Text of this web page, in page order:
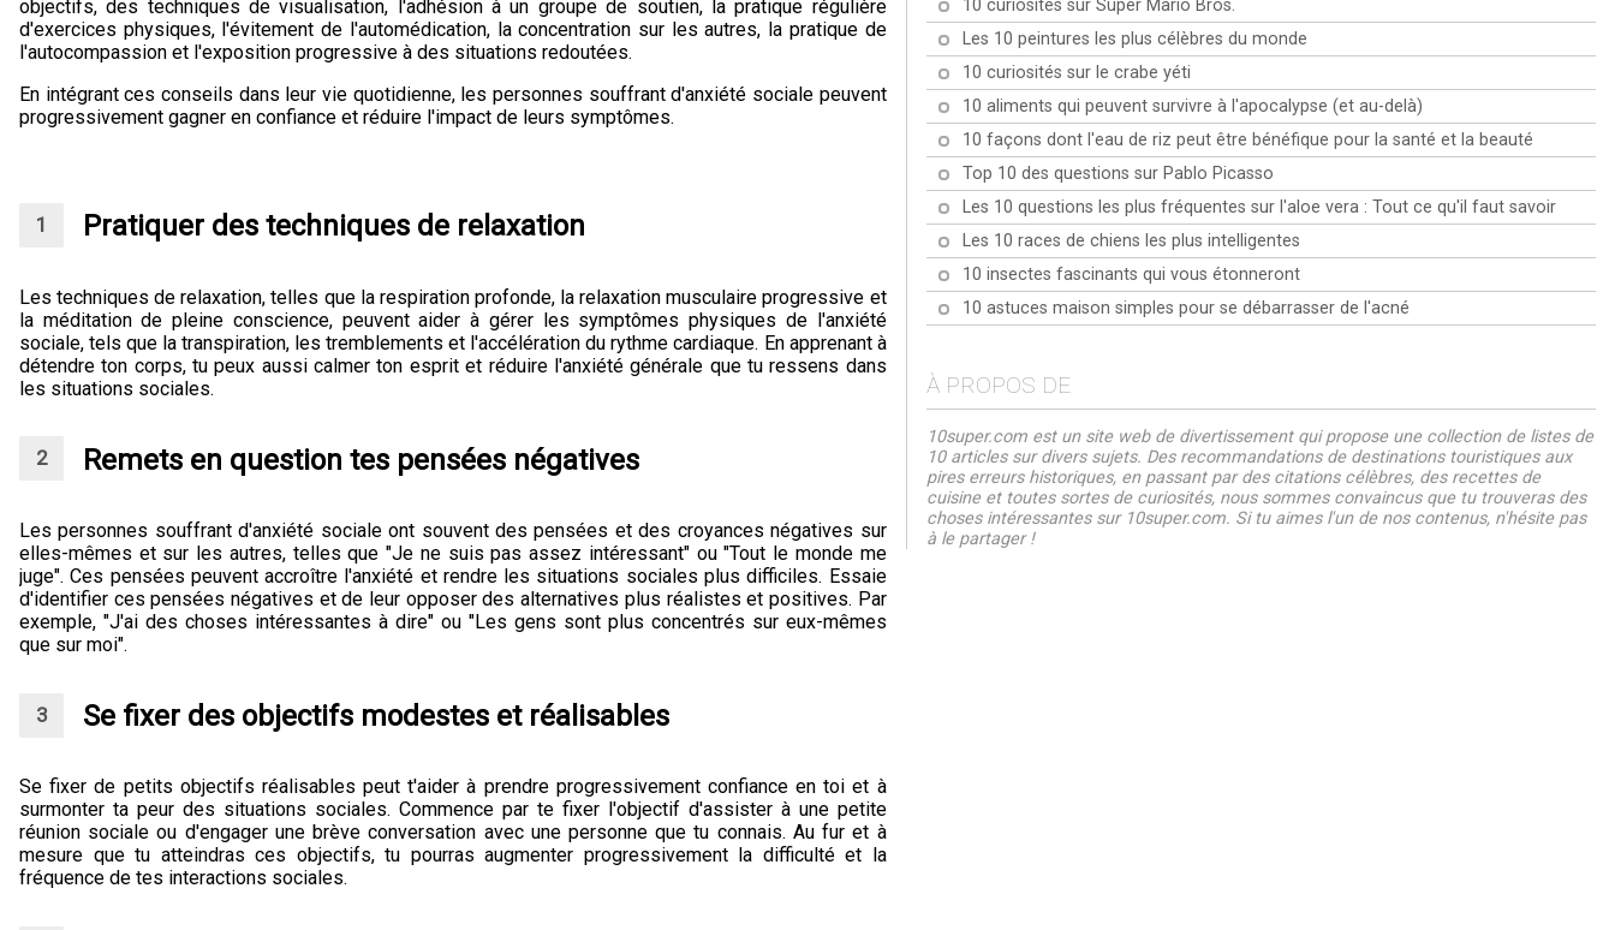
objectifs, des techniques de visualisation, l'adhésion à un groupe de soutien, la pratique régulière
d'exercices physiques, l'évitement de l'automédication, la concentration sur les autres, la pratique de
l'autocompassion et l'exposition progressive à des situations redoutées.
En intégrant ces conseils dans leur vie quotidienne, les personnes souffrant d'anxiété sociale peuvent
progressivement gagner en confiance et réduire l'impact de leurs symptômes.
Pratiquer des techniques de relaxation
Les techniques de relaxation, telles que la respiration profonde, la relaxation musculaire progressive et
la méditation de pleine conscience, peuvent aider à gérer les symptômes physiques de l'anxiété
sociale, tels que la transpiration, les tremblements et l'accélération du rythme cardiaque. En apprenant à
détendre ton corps, tu peux aussi calmer ton esprit et réduire l'anxiété générale que tu ressens dans
les situations sociales.
Remets en question tes pensées négatives
Les personnes souffrant d'anxiété sociale ont souvent des pensées et des croyances négatives sur
elles-mêmes et sur les autres, telles que "Je ne suis pas assez intéressant" ou "Tout le monde me
juge". Ces pensées peuvent accroître l'anxiété et rendre les situations sociales plus difficiles. Essaie
d'identifier ces pensées négatives et de leur opposer des alternatives plus réalistes et positives. Par
exemple, "J'ai des choses intéressantes à dire" ou "Les gens sont plus concentrés sur eux-mêmes
que sur moi".
Se fixer des objectifs modestes et réalisables
Se fixer de petits objectifs réalisables peut t'aider à prendre progressivement confiance en toi et à
surmonter ta peur des situations sociales. Commence par te fixer l'objectif d'assister à une petite
réunion sociale ou d'engager une brève conversation avec une personne que tu connais. Au fur et à
mesure que tu atteindras ces objectifs, tu pourras augmenter progressivement la difficulté et la
fréquence de tes interactions sociales.
vaincre ta peur et devenir un orateur confiant et efficace.
Dans cet article, nous allons partager avec toi 10 conseils
pour t'aider à surmonter la glossophobie et à devenir un
maître de la scène.
préparez-vous à plonger dans le monde fascinant de
l'interprétation des rêves et à percer les secrets de vos
pensées et de vos sentiments les plus intimes.
nous allons explorer 10 conseils puissants qui t'aideront à
affronter ta peur, à réduire ton anxiété et à vivre une vie
plus épanouie.
10 curiosités sur Super Mario Bros.
Les 10 peintures les plus célèbres du monde
10 curiosités sur le crabe yéti
10 aliments qui peuvent survivre à l'apocalypse (et au-delà)
10 façons dont l'eau de riz peut être bénéfique pour la santé et la beauté
Top 10 des questions sur Pablo Picasso
Les 10 questions les plus fréquentes sur l'aloe vera : Tout ce qu'il faut savoir
Les 10 races de chiens les plus intelligentes
10 insectes fascinants qui vous étonneront
10 astuces maison simples pour se débarrasser de l'acné
À PROPOS DE
10super.com est un site web de divertissement qui propose une collection de listes de
10 articles sur divers sujets. Des recommandations de destinations touristiques aux
pires erreurs historiques, en passant par des citations célèbres, des recettes de
cuisine et toutes sortes de curiosités, nous sommes convaincus que tu trouveras des
choses intéressantes sur 10super.com. Si tu aimes l'un de nos contenus, n'hésite pas
à le partager !